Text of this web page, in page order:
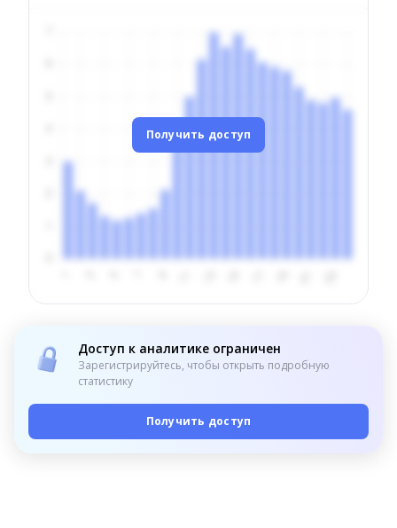
Получить доступ
Доступ к аналитике ограничен
Зарегистрируйтесь, чтобы открыть подробную
статистику
Получить доступ